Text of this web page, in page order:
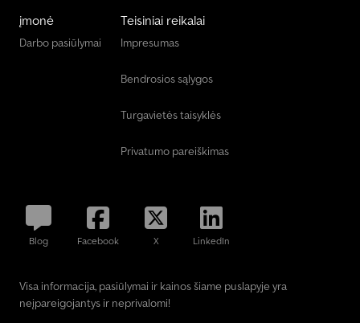
įmonė
Darbo pasiūlymai
Teisiniai reikalai
Impresumas
Bendrosios sąlygos
Turgavietės taisyklės
Privatumo pareiškimas
Blog Facebook X LinkedIn
Visa informacija, pasiūlymai ir kainos šiame puslapyje yra
neįpareigojantys ir neprivalomi!